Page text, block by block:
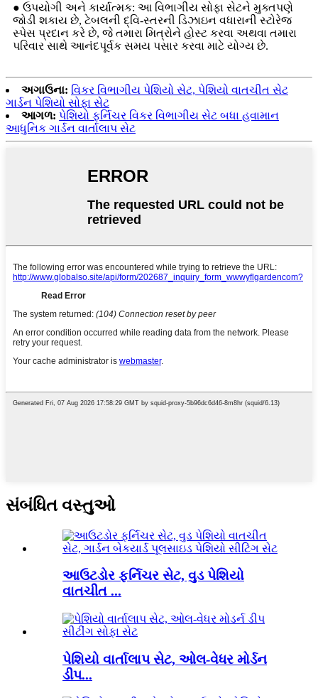
● ઉપયોગી અને કાર્યાત્મક: આ વિભાગીય સોફા સેટને મુક્તપણે
જોડી શકાય છે, ટેબલની દ્વિ-સ્તરની ડિઝાઇન વધારાની સ્ટોરેજ
સ્પેસ પ્રદાન કરે છે, જે તમારા મિત્રોને હોસ્ટ કરવા અથવા તમારા
પરિવાર સાથે આનંદપૂર્વક સમય પસાર કરવા માટે યોગ્ય છે.
અગાઉના: વિકર વિભાગીય પેશિયો સેટ, પેશિયો વાતચીત સેટ
ગાર્ડન પેશિયો સોફા સેટ
આગળ: પેશિયો ફર્નિચર વિકર વિભાગીય સેટ બધા હવામાન
આધુનિક ગાર્ડન વાર્તાલાપ સેટ
સંબંધિત વસ્તુઓ
આઉટડોર ફર્નિચર સેટ, વુડ પેશિયો
વાતચીત ...
પેશિયો વાર્તાલાપ સેટ, ઓલ-વેધર મોર્ડન
ડીપ...